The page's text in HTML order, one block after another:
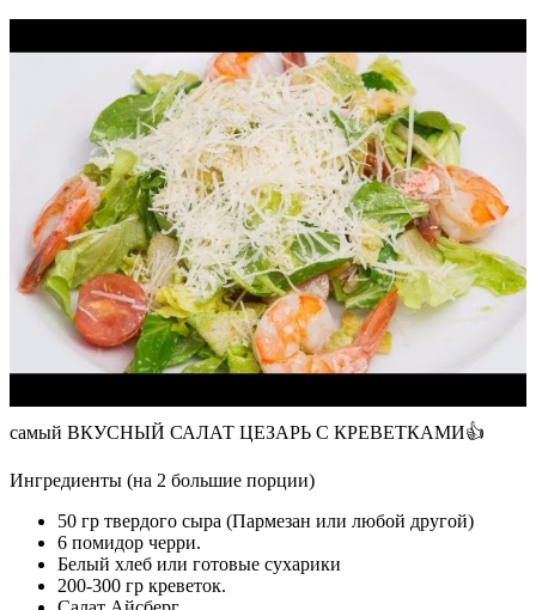
самый ВКУСНЫЙ САЛАТ ЦЕЗАРЬ С КРЕВЕТКАМИ👍
Ингредиенты (на 2 большие порции)
50 гр твердого сыра (Пармезан или любой другой)
6 помидор черри.
Белый хлеб или готовые сухарики
200-300 гр креветок.